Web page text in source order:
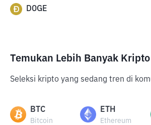
DOGE
Temukan Lebih Banyak Kripto
Seleksi kripto yang sedang tren di
BTC
Bitcoin
ETH
Ethereum